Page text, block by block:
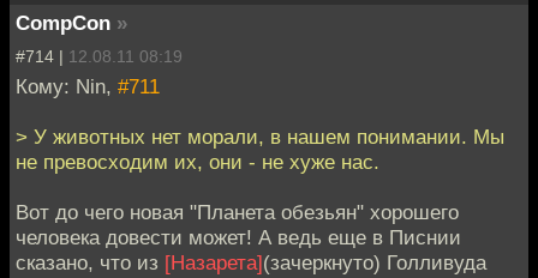
CompCon »
#714 | 12.08.11 08:19
Кому: Nin, #711
> У животных нет морали, в нашем понимании. Мы
не превосхoдим их, они - не хуже нас.
Вот до чего новая "Планета обезьян" хорошего
человека довести может! А ведь еще в Писнии
сказано, что из [Назарета](зачеркнуто) Голливуда